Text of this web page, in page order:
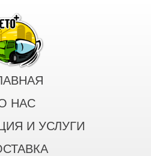
НАС
И УСЛУГИ